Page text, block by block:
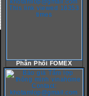
Phân Phối FOMEX